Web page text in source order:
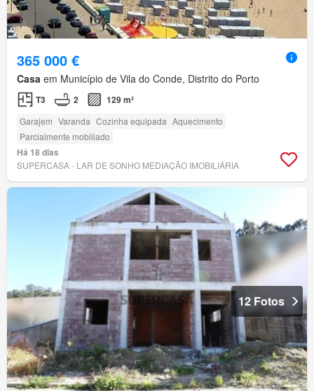
365 000 €
Casa em Município de Vila do Conde, Distrito do Porto
T3 2 129 m²
Garajem Varanda Cozinha equipada Aquecimento
Parcialmente mobiliado
Há 18 dias
SUPERCASA - LAR DE SONHO MEDIAÇÃO IMOBILIÁRIA
12 Fotos